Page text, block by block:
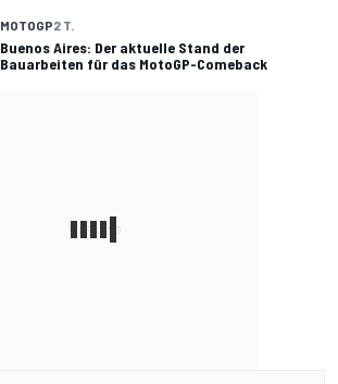
MOTOGP2 T.
Buenos Aires: Der aktuelle Stand der
Bauarbeiten für das MotoGP-Comeback